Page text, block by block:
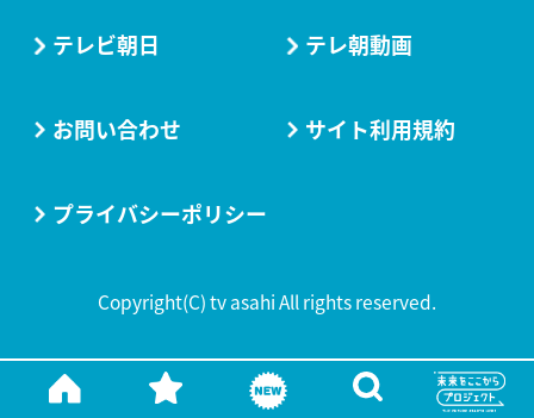
テレビ朝日 テレ朝動画
お問い合わせ サイト利用規約
プライバシーポリシー
Copyright(C) tv asahi All rights reserved.